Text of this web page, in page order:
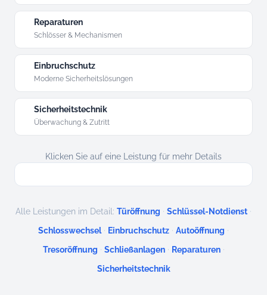
Reparaturen
Schlösser & Mechanismen
Einbruchschutz
Moderne Sicherheitslösungen
Sicherheitstechnik
Überwachung & Zutritt
Klicken Sie auf eine Leistung für mehr Details
Alle Leistungen im Detail: Türöffnung · Schlüssel-Notdienst ·
Schlosswechsel · Einbruchschutz · Autoöffnung ·
Tresoröffnung · Schließanlagen · Reparaturen ·
Sicherheitstechnik